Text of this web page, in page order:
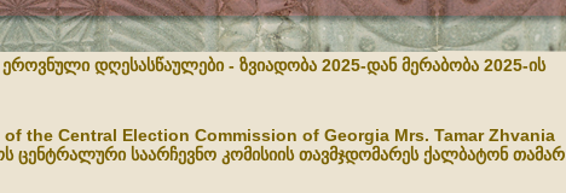
დღესასწაულები - ზვიადობა 2025-დან მერაბობა 2025-ის
of the Central Election Commission of Georgia Mrs. Tamar Zhvania
ცენტრალური საარჩევნო კომისიის თავმჯდომარეს ქალბატონ თამარ